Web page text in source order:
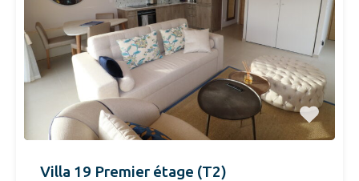
Villa 19 Premier étage (T2)